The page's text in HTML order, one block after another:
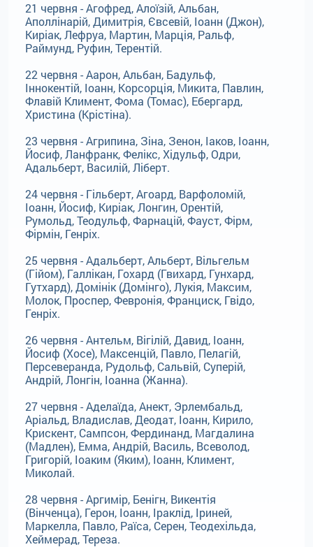
21 червня - Агофред, Алоїзій, Альбан,
Аполлінарій, Димитрія, Євсевій, Іоанн (Джон),
Киріак, Лефруа, Мартин, Марція, Ральф,
Раймунд, Руфин, Терентій.
22 червня - Аарон, Альбан, Бадульф,
Іннокентій, Іоанн, Корсорція, Микита, Павлин,
Флавій Климент, Фома (Томас), Ебергард,
Христина (Крістіна).
23 червня - Агрипина, Зіна, Зенон, Іаков, Іоанн,
Йосиф, Ланфранк, Фелікс, Хідульф, Одри,
Адальберт, Василій, Ліберт.
24 червня - Гільберт, Агоард, Варфоломій,
Іоанн, Йосиф, Киріак, Лонгин, Орентій,
Румольд, Теодульф, Фарнацій, Фауст, Фірм,
Фірмін, Генріх.
25 червня - Адальберт, Альберт, Вільгельм
(Гійом), Галлікан, Гохард (Гвихард, Гунхард,
Гутхард), Домінік (Домінго), Лукія, Максим,
Молок, Проспер, Февронія, Франциск, Гвідо,
Генріх.
26 червня - Антельм, Вігілій, Давид, Іоанн,
Йосиф (Хосе), Максенцій, Павло, Пелагій,
Персеверанда, Рудольф, Сальвій, Суперій,
Андрій, Лонгін, Іоанна (Жанна).
27 червня - Аделаїда, Анект, Эрлембальд,
Аріальд, Владислав, Деодат, Іоанн, Кирило,
Крискент, Сампсон, Фердинанд, Магдалина
(Мадлен), Емма, Андрій, Василь, Всеволод,
Григорій, Іоаким (Яким), Іоанн, Климент,
Миколай.
28 червня - Аргимір, Бенігн, Викентія
(Вінченца), Герон, Іоанн, Іраклід, Іриней,
Маркелла, Павло, Раїса, Серен, Теодехільда,
Хеймерад, Тереза.